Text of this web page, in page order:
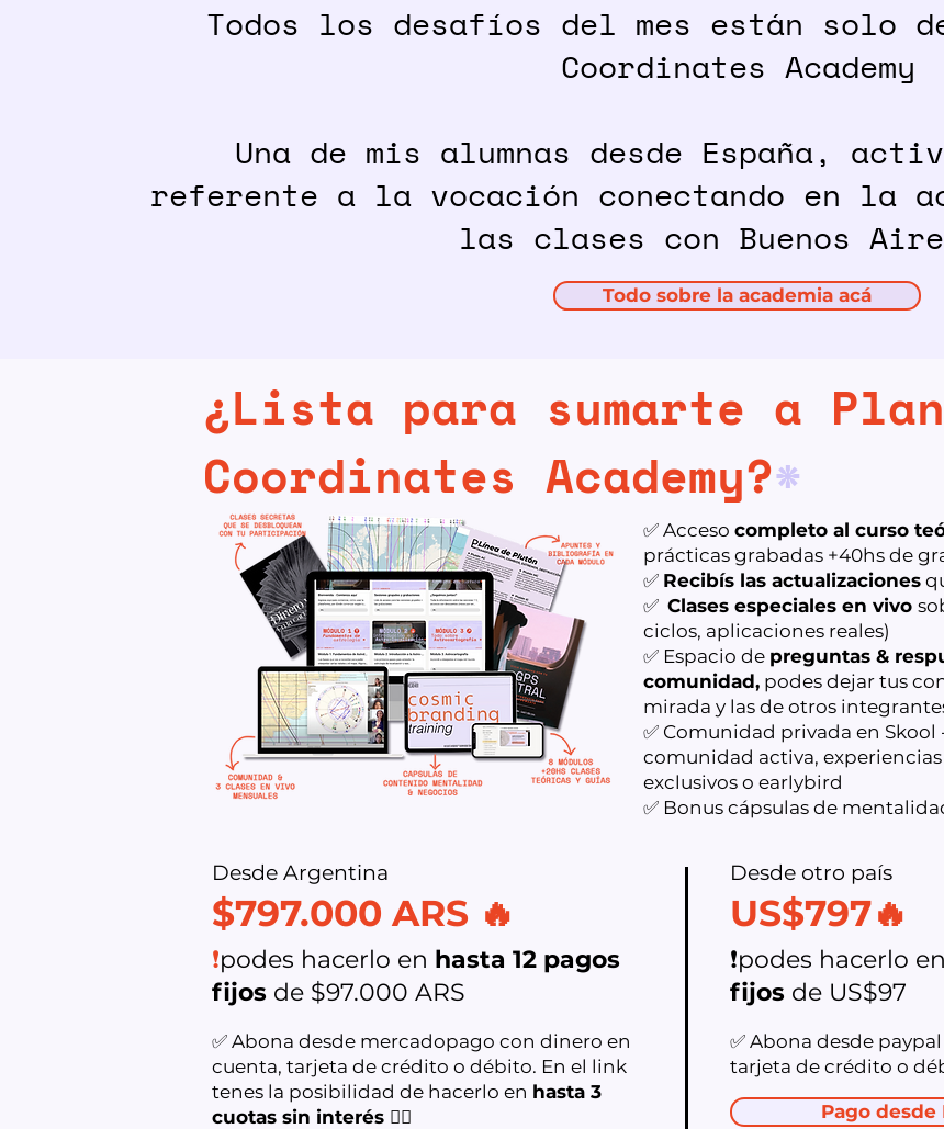
Todos los desafíos del mes están solo
Coordinates Academy
Una de mis alumnas desde España,
referente a la vocación conectando en la
las clases con Buenos
Todo sobre la academia acá
✅ Acceso completo al curso
prácticas grabadas +40hs de
✅ Recibís las actualizaciones
✅ Clases especiales en vivo
ciclos, aplicaciones reales)
✅ Espacio de preguntas &
comunidad, podes dejar tus
mirada y las de otros
✅ Comunidad privada en
comunidad activa,
exclusivos o earlybird
✅ Bonus cápsulas de
¿Lista para sumarte a
Coordinates Academy?*
Desde Argentina
$797.000 ARS 🔥
❗podes hacerlo en hasta 12 pagos
fijos de $97.000 ARS
Desde otro país​
US$797🔥
❗podes hacerlo en
fijos de US$97
✅ Abona desde mercadopago con dinero en
cuenta, tarjeta de crédito o débito. En el link
tenes la posibilidad de hacerlo en hasta 3
cuotas sin interés 👇🏻
✅ Abona desde
tarjeta de crédito o
Pago desde